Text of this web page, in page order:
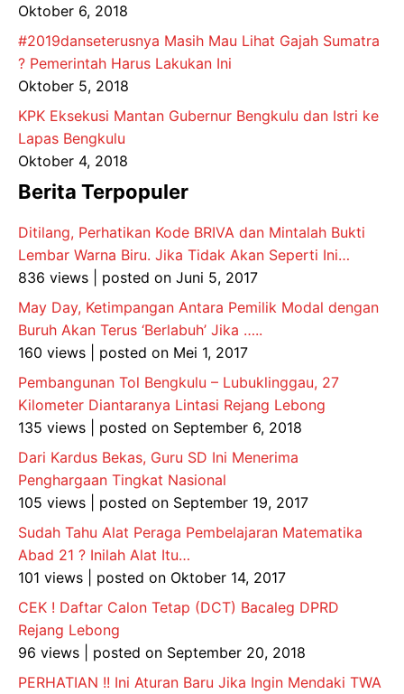
Oktober 6, 2018
#2019danseterusnya Masih Mau Lihat Gajah Sumatra
? Pemerintah Harus Lakukan Ini
Oktober 5, 2018
KPK Eksekusi Mantan Gubernur Bengkulu dan Istri ke
Lapas Bengkulu
Oktober 4, 2018
Berita Terpopuler
Ditilang, Perhatikan Kode BRIVA dan Mintalah Bukti
Lembar Warna Biru. Jika Tidak Akan Seperti Ini…
836 views
posted on Juni 5, 2017
May Day, Ketimpangan Antara Pemilik Modal dengan
Buruh Akan Terus ‘Berlabuh’ Jika …..
160 views
posted on Mei 1, 2017
Pembangunan Tol Bengkulu – Lubuklinggau, 27
Kilometer Diantaranya Lintasi Rejang Lebong
135 views
posted on September 6, 2018
Dari Kardus Bekas, Guru SD Ini Menerima
Penghargaan Tingkat Nasional
105 views
posted on September 19, 2017
Sudah Tahu Alat Peraga Pembelajaran Matematika
Abad 21 ? Inilah Alat Itu…
101 views
posted on Oktober 14, 2017
CEK ! Daftar Calon Tetap (DCT) Bacaleg DPRD
Rejang Lebong
96 views
posted on September 20, 2018
PERHATIAN !! Ini Aturan Baru Jika Ingin Mendaki TWA